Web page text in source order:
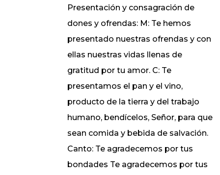
Presentación y consagración de
dones y ofrendas: M: Te hemos
presentado nuestras ofrendas y con
ellas nuestras vidas llenas de
gratitud por tu amor. C: Te
presentamos el pan y el vino,
producto de la tierra y del trabajo
humano, bendícelos, Señor, para que
sean comida y bebida de salvación.
Canto: Te agradecemos por tus
bondades Te agradecemos por tus